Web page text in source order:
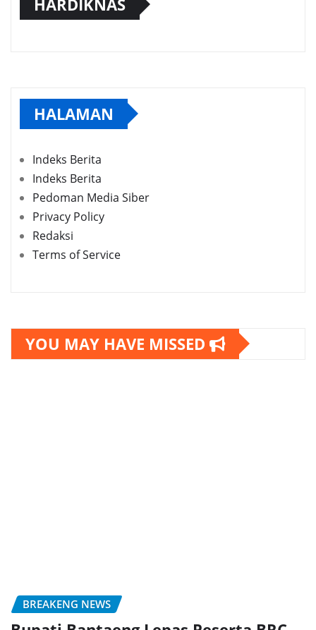
HALAMAN
Indeks Berita
Indeks Berita
Pedoman Media Siber
Privacy Policy
Redaksi
Terms of Service
YOU MAY HAVE MISSED
BREAKENG NEWS